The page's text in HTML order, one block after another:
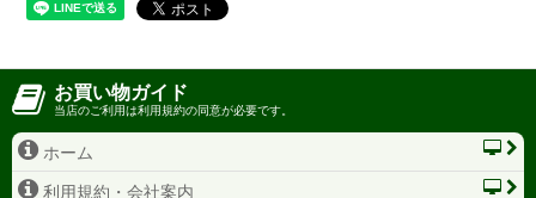
お買い物ガイド
当店のご利用は利用規約の同意が必要です。
ホーム
利用規約・会社案内